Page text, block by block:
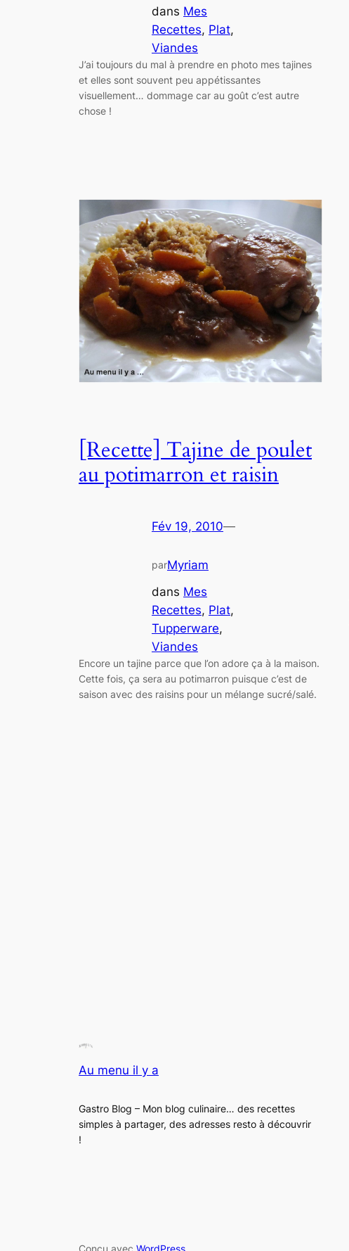
dans Mes
Recettes, Plat
Viandes
J’ai toujours du mal à prendre en photo mes tajines
et elles sont souvent peu appétissantes
visuellement… dommage car au goût c’est autre
chose !
[Recette] Tajine de poulet
au potimarron et raisin
Fév 19, 2010—
parMyriam
dans Mes
Recettes, Plat
Tupperware
Viandes
Encore un tajine parce que l’on adore ça à la maison.
Cette fois, ça sera au potimarron puisque c’est de
saison avec des raisins pour un mélange sucré/salé.
Au menu il y a
Gastro Blog – Mon blog culinaire… des recettes
simples à partager, des adresses resto à découvrir
!